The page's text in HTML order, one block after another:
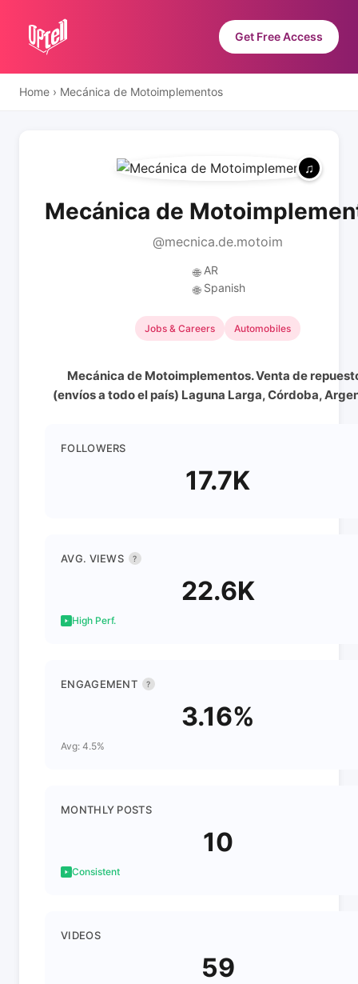
Get Free Access
Home › Mecánica de Motoimplementos
Mecánica de
@mecnica.de.motoim
🌐 AR
🌐 Spanish
Jobs & Careers Automobiles
Mecánica de Motoimplementos. Venta de
(envíos a todo el país) Laguna Larga, Córdoba,
FOLLOWERS
17.7K
AVG. VIEWS ?
22.6K
High Perf.
ENGAGEMENT ?
3.16%
Avg: 4.5%
MONTHLY POSTS
10
Consistent
VIDEOS
59